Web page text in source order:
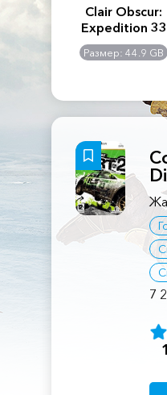
Creed
Clair Obscur:
Expedition 33
Размер: 44.9 GB
7